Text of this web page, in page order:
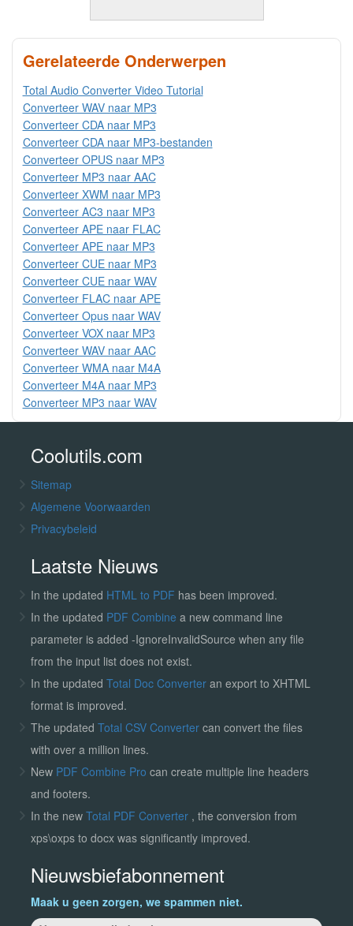
Gerelateerde Onderwerpen
Total Audio Converter Video Tutorial
Converteer WAV naar MP3
Converteer CDA naar MP3
Converteer CDA naar MP3-bestanden
Converteer OPUS naar MP3
Converteer MP3 naar AAC
Converteer XWM naar MP3
Converteer AC3 naar MP3
Converteer APE naar FLAC
Converteer APE naar MP3
Converteer CUE naar MP3
Converteer CUE naar WAV
Converteer FLAC naar APE
Converteer Opus naar WAV
Converteer VOX naar MP3
Converteer WAV naar AAC
Converteer WMA naar M4A
Converteer M4A naar MP3
Converteer MP3 naar WAV
Coolutils.com
Sitemap
Algemene Voorwaarden
Privacybeleid
Laatste Nieuws
In the updated HTML to PDF has been improved.
In the updated PDF Combine a new command line
parameter is added -IgnoreInvalidSource when any file
from the input list does not exist.
In the updated Total Doc Converter an export to XHTML
format is improved.
The updated Total CSV Convertercan convert the files
with over a million lines.
New PDF Combine Pro can create multiple line headers
and footers.
In the new Total PDF Converter , the conversion from
xps\oxps to docx was significantly improved.
Nieuwsbiefabonnement
Maak u geen zorgen, we spammen niet.